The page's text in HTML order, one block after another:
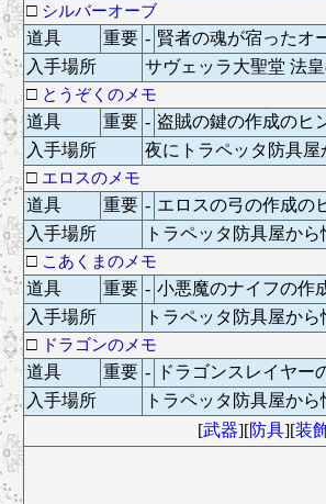
□ シルバーオーブ
道具 重要 - 賢者の魂が宿ったオ
入手場所
サヴェッラ大聖堂 法
□ とうぞくのメモ
道具 重要 - 盗賊の鍵の作成のヒ
入手場所
夜にトラペッタ防具
□ エロスのメモ
道具 重要 - エロスの弓の作成の
入手場所
トラペッタ防具屋か
□ こあくまのメモ
道具 重要 - 小悪魔のナイフの作
入手場所
トラペッタ防具屋か
□ ドラゴンのメモ
道具 重要 -
ドラゴンスレイヤー
入手場所
トラペッタ防具屋か
[武器][防具][装